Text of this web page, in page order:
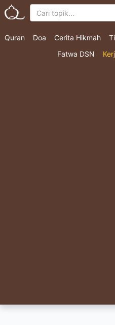
Quran Doa Cerita Hikmah
Fatwa DSN